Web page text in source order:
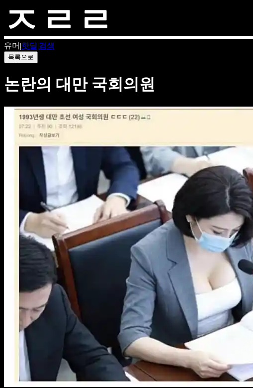
유머 |핫딜|검색
목록으로
논란의 대만 국회의원